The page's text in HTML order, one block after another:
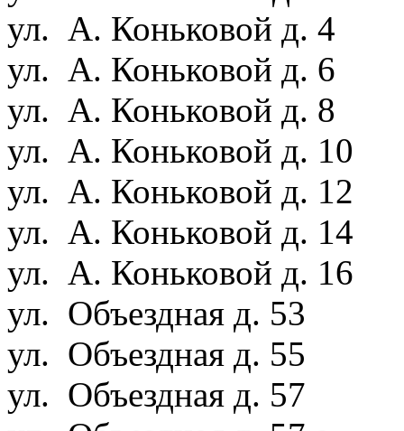
ул. А. Коньковой д. 4
ул. А. Коньковой д. 6
ул. А. Коньковой д. 8
ул. А. Коньковой д. 10
ул. А. Коньковой д. 12
ул. А. Коньковой д. 14
ул. А. Коньковой д. 16
ул. Объездная д. 53
ул. Объездная д. 55
ул. Объездная д. 57